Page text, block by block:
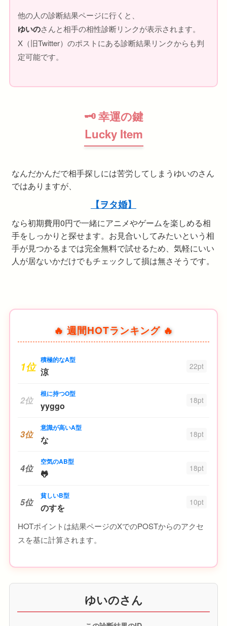
他の人の診断結果ページに行くと、
ゆいのさんと相手の相性診断リンクが表示されます。
X（旧Twitter）のポストにある診断結果リンクからも判
定可能です。
🗝 幸運の鍵
Lucky Item
なんだかんだで相手探しには苦労してしまうゆいのさん
ではありますが、
【ヲタ婚】
なら初期費用0円で一緒にアニメやゲームを楽しめる相
手をしっかりと探せます。お見合いしてみたいという相
手が見つかるまでは完全無料で試せるため、気軽にいい
人が居ないかだけでもチェックして損は無さそうです。
🔥 週間HOTランキング 🔥
1位 積極的なA型
涼 22pt
2位
根に持つO型
yyggo 18pt
3位
意識が高いA型
な 18pt
4位
空気のAB型
🐸 18pt
5位
貧しいB型
のすを 10pt
HOTポイントは結果ページのXでのPOSTからのアクセ
スを基に計算されます。
ゆいのさん